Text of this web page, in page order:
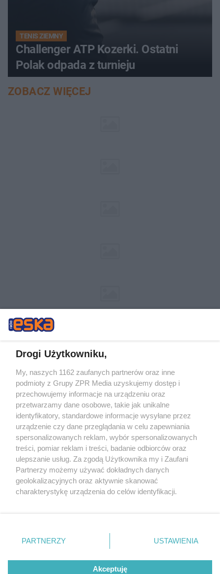
TENIS ZIEMNY
Challenger ATP Kozerki. Ostatni
Polak odpada z turnieju
ZOBACZ WIĘCEJ
Żaden utwór zamieszczony w serwisie nie może być powielany i
rozpowszechniany lub dalej rozpowszechniany w jakikolwiek sposób (w
tym także elektroniczny lub mechaniczny) na jakimkolwiek polu
eksploatacji w jakiejkolwiek formie, włącznie z umieszczaniem w
Internecie bez pisemnej zgody właściciela praw. Jakiekolwiek użycie lub
wykorzystanie utworów w całości lub w części z naruszeniem prawa,
tzn. bez właściwej zgody, jest zabronione pod groźbą kary i może być
ścigane prawnie.
© 2026 Grupa ZPR Media
Drogi Użytkowniku,
My, naszych 1162 zaufanych partnerów oraz inne
podmioty z Grupy ZPR Media uzyskujemy dostęp i
przechowujemy informacje na urządzeniu oraz
przetwarzamy dane osobowe, takie jak unikalne
identyfikatory, standardowe informacje wysyłane przez
urządzenie czy dane przeglądania w celu zapewniania
spersonalizowanych reklam, wybór spersonalizowanych
treści, pomiar reklam i treści, badanie odbiorców oraz
ulepszanie usług. Za zgodą Użytkownika my i Zaufani
Partnerzy możemy używać dokładnych danych
geolokalizacyjnych oraz aktywnie skanować
charakterystykę urządzenia do celów identyfikacji.
zmienić/wycofać klikając przycisk ustawień prywatności
znajdujący się w lewym dolnym rogu strony
rodzaje przetwarzania danych nie wymagają zgody
użytkownika, ale masz prawo sprzeciwić się takiemu
PARTNERZY USTAWIENIA
Akceptuję